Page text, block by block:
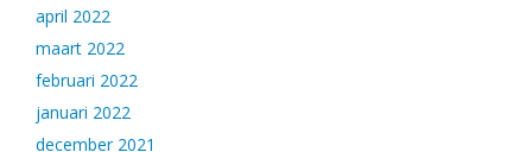
april 2022
maart 2022
februari 2022
januari 2022
december 2021